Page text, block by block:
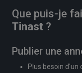
Que puis-je
Tinast ?
Publier une
Plus besoin d'un